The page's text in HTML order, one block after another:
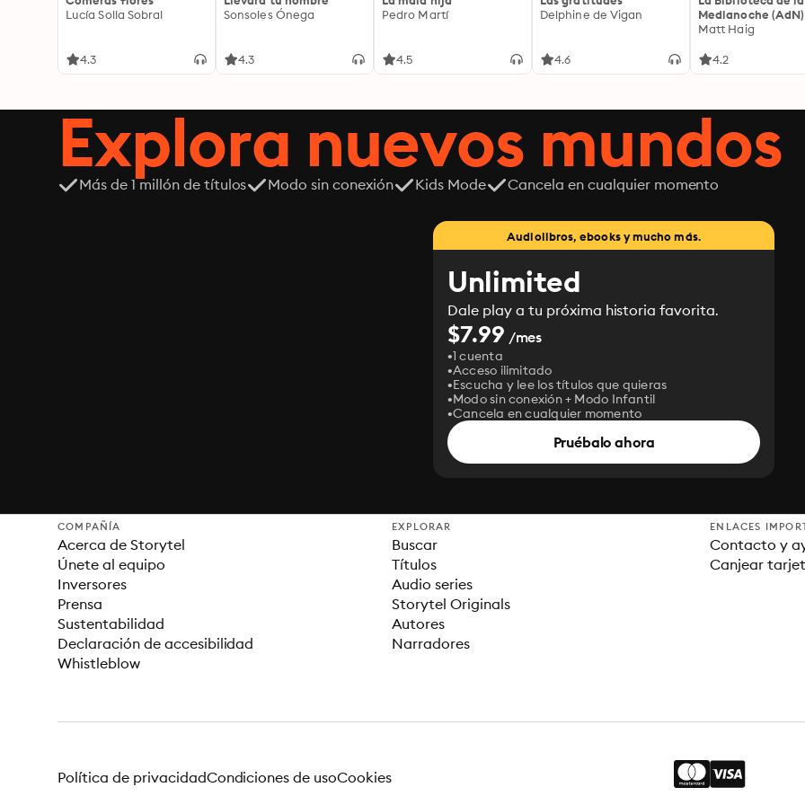
Lucía Solla Sobral
4.3
Sonsoles Ónega
4.3
Pedro Martí
4.5
Delphine de Vigan
4.6
Medianoche (AdN)
Matt Haig
4.2
Explora nuevos mundos
Más de 1 millón de títulos Modo sin conexión Kids Mode Cancela en cualquier momento
Audiolibros, ebooks y mucho más.
Unlimited
Dale play a tu próxima historia favorita.
$7.99 /mes
1 cuenta
Acceso ilimitado
Escucha y lee los títulos que quieras
Modo sin conexión + Modo Infantil
Cancela en cualquier momento
Pruébalo ahora
COMPAÑÍA
Acerca de Storytel
Únete al equipo
Inversores
Prensa
Sustentabilidad
Declaración de accesibilidad
Whistleblow
EXPLORAR
Buscar
Títulos
Audio series
Storytel Originals
Autores
Narradores
ENLACES
Contacto y
Canjear
Política de privacidadCondiciones de usoCookies